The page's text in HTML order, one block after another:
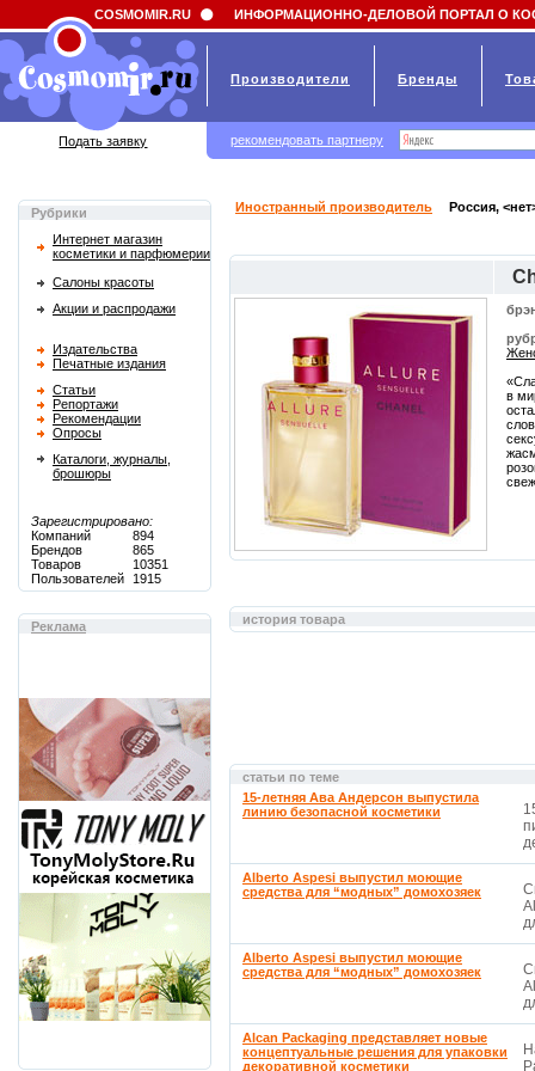
Field 'news_title' doesn't have a default value
Рубрики
Интернет магазин
косметики и парфюмерии
Салоны красоты
Акции и распродажи
Издательства
Печатные издания
Статьи
Репортажи
Рекомендации
Опросы
Каталоги, журналы,
брошюры
Зарегистрировано:
Компаний
894
Брендов
865
Товаров
10351
Пользователей
1915
Реклама
Иностранный производитель Россия,
в
история товара
статьи по теме
15-летняя Ава Андерсон выпустила
линию безопасной косметики
Alberto Aspesi выпустил моющие
средства для “модных” домохозяек
Alberto Aspesi выпустил моющие
средства для “модных” домохозяек
Alcan Packaging представляет новые
концептуальные решения для упаковки
декоративной косметики
COSMOMIR.RU ИНФОРМАЦИОННО-ДЕЛОВОЙ ПОРТАЛ О
Производители Бренды
Подать заявку рекомендовать партнеру